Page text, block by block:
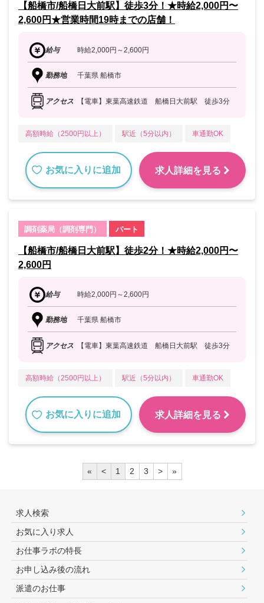
【船橋市/船橋日大前駅】徒歩3分！★時給2,000円〜
2,600円★営業時間19時までの店舗！
給与 時給2,000円～2,600円
勤務地 千葉県 船橋市
アクセス 【電車】東葉高速鉄道 船橋日大前駅 徒歩3分
高額時給（2500円以上） 駅近（5分以内） 車通勤OK
お気に入りに追加 求人詳細を見る
調剤薬局（調剤専門） パート
【船橋市/船橋日大前駅】徒歩2分！★時給2,000円〜
2,600円
給与 時給2,000円～2,600円
勤務地 千葉県 船橋市
アクセス 【電車】東葉高速鉄道 船橋日大前駅 徒歩3分
高額時給（2500円以上） 駅近（5分以内） 車通勤OK
お気に入りに追加 求人詳細を見る
« < 1 2 3 > »
求人検索
お気に入り求人
お仕事ラボの特長
お申し込み後の流れ
派遣のお仕事